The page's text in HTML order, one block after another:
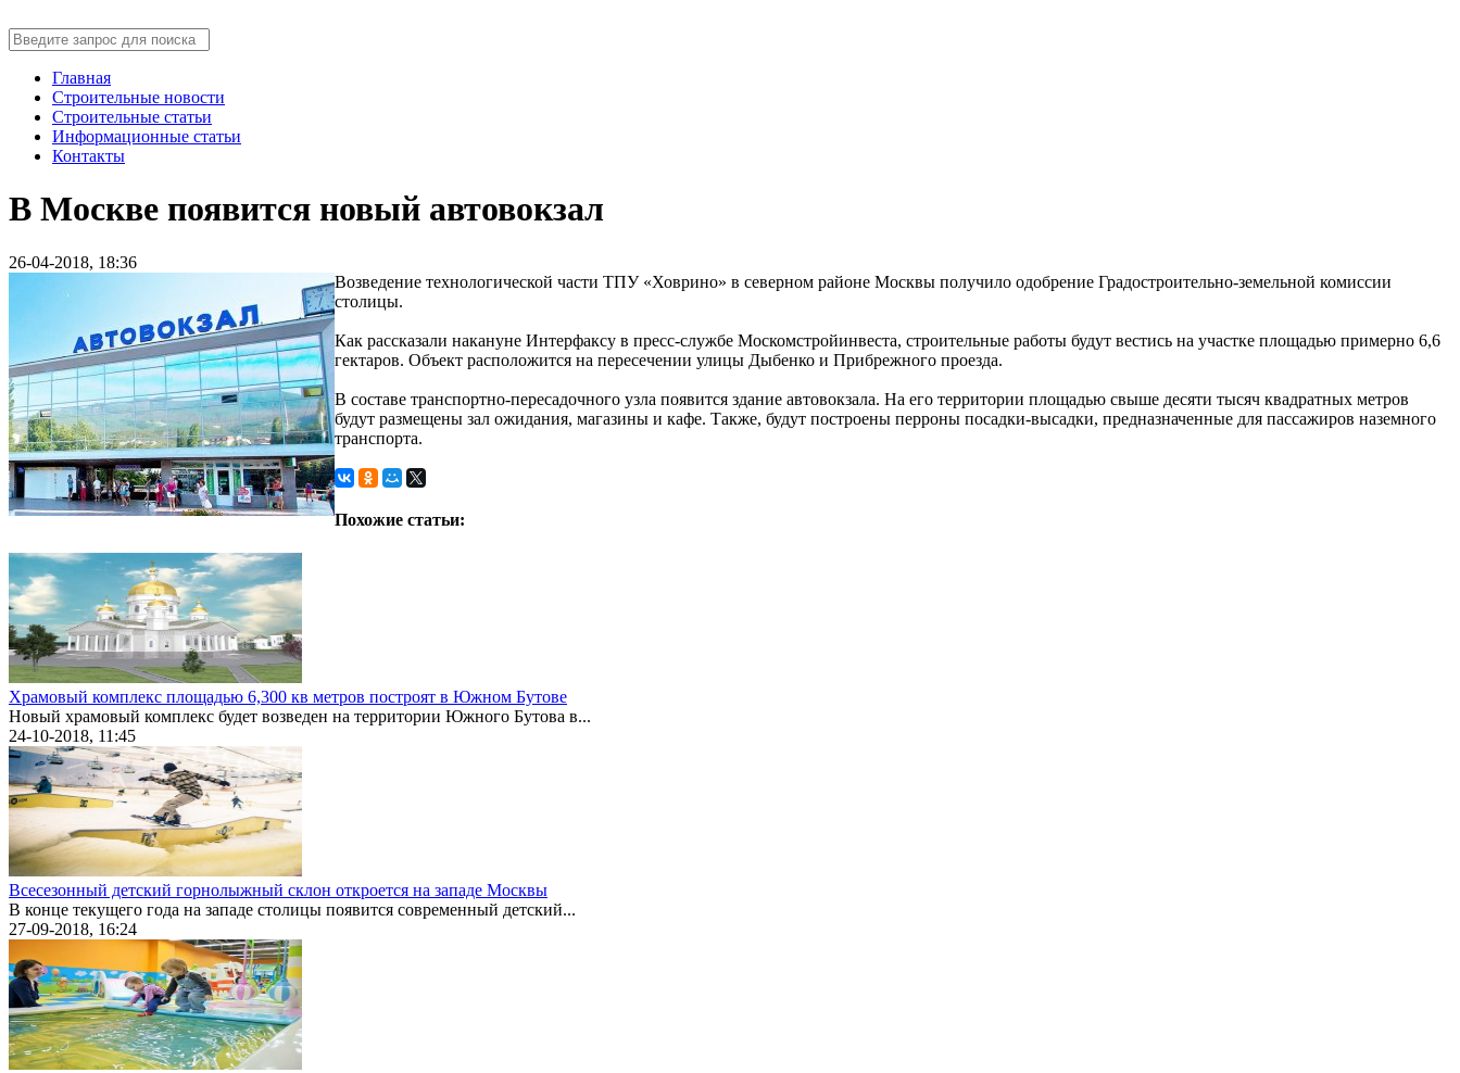
Главная
Строительные новости
Строительные статьи
Информационные статьи
Контакты
В Москве появится новый автовокзал
26-04-2018, 18:36
Возведение технологической части ТПУ «Ховрино» в северном районе Москвы получило одобрение Градостроительно-земельной комиссии
столицы.
Как рассказали накануне Интерфаксу в пресс-службе Москомстройинвеста, строительные работы будут вестись на участке площадью примерно 6,6
гектаров. Объект расположится на пересечении улицы Дыбенко и Прибрежного проезда.
В составе транспортно-пересадочного узла появится здание автовокзала. На его территории площадью свыше десяти тысяч квадратных метров
будут размещены зал ожидания, магазины и кафе. Также, будут построены перроны посадки-высадки, предназначенные для пассажиров наземного
транспорта.
Похожие статьи:
Храмовый комплекс площадью 6,300 кв метров построят в Южном Бутове
Новый храмовый комплекс будет возведен на территории Южного Бутова в...
24-10-2018, 11:45
Всесезонный детский горнолыжный склон откроется на западе Москвы
В конце текущего года на западе столицы появится современный детский...
27-09-2018, 16:24